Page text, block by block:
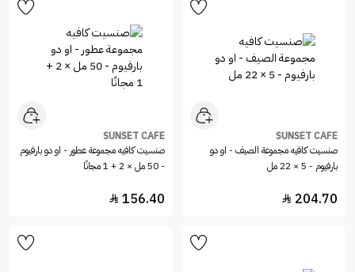
SUNSET CAFE
صنسيت كافيه مجموعة الصيف - او دو
بارفيوم - 5 × 22 مل
204.70

SUNSET CAFE
صنسيت كافيه مجموعة عطور - او دو بارفيوم
- 50 مل × 2 + 1 مجانًا
156.40
